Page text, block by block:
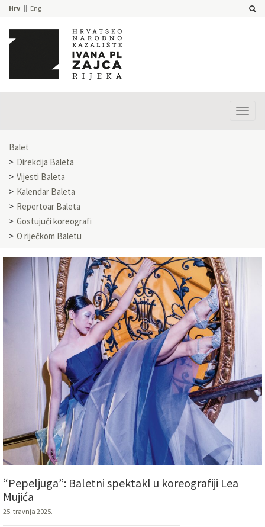
Hrv Eng
Balet
Direkcija Baleta
Vijesti Baleta
Kalendar Baleta
Repertoar Baleta
Gostujući koreografi
O riječkom Baletu
“Pepeljuga”: Baletni spektakl u koreografiji Lea
Mujića
25. travnja 2025.